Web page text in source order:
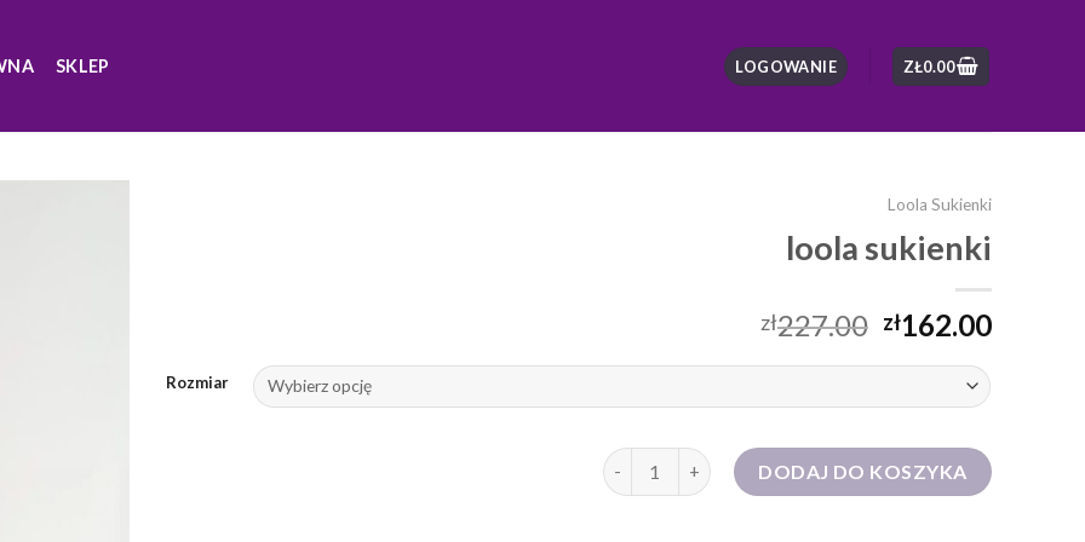
SKLEP LOGOWANIE ZŁ0.00
Loola Sukienki
loola sukienki
zł227.00 zł162.00
Rozmiar
ilość loola sukienki DODAJ DO KOSZYKA